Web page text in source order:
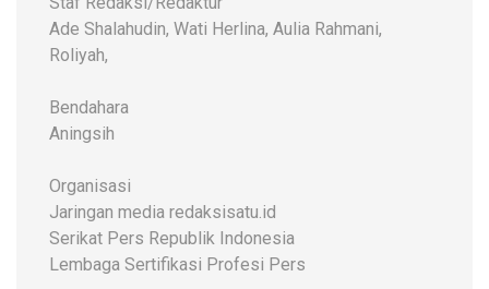
Ade Shalahudin, Wati Herlina, Aulia Rahmani,
Roliyah,
Bendahara
Aningsih
Organisasi
Jaringan media redaksisatu.id
Serikat Pers Republik Indonesia
Lembaga Sertifikasi Profesi Pers